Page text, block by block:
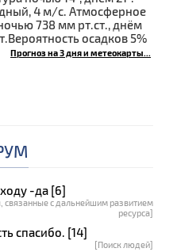
4 м/с. Атмосферное
738 мм рт.ст., днём
осадков 5%
Прогноз на 3 дня и метеокарты...
-да [6]
связанные с дальнейшим развитием
ресурса]
спасибо. [14]
[Поиск людей]